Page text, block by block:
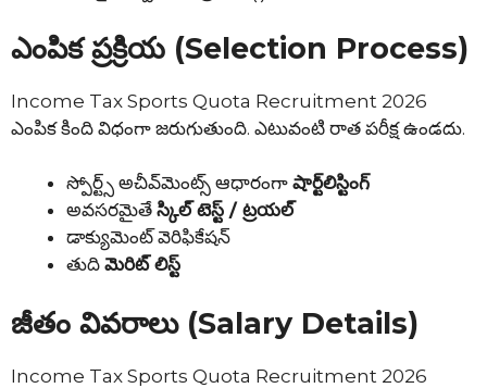
ఎంపిక ప్రక్రియ (Selection Process)
Income Tax Sports Quota Recruitment 2026
ఎంపిక కింది విధంగా జరుగుతుంది. ఎటువంటి రాత పరీక్ష ఉండదు.
స్పోర్ట్స్ అచీవ్‌మెంట్స్ ఆధారంగా షార్ట్‌లిస్టింగ్
అవసరమైతే స్కిల్ టెస్ట్ / ట్రయల్
డాక్యుమెంట్ వెరిఫికేషన్
తుది మెరిట్ లిస్ట్
జీతం వివరాలు (Salary Details)
Income Tax Sports Quota Recruitment 2026